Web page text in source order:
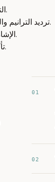
الترحيب بقدوم اليوم الذي صنعه الرب للفرح والتهليل.
ترديد الترانيم والصلوات التقليدية التي تعبر عن الفرح بقيامة المسيح.
الإشارة إلى فرح مدينة أورشليم الجديدة وفرح والدة الإله.
تأكيد على الرحمة العظيمة التي وهبها المسيح بقيامته.
01
02